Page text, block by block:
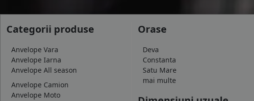
Categorii produse
Anvelope Vara
Anvelope Iarna
Anvelope All season
Anvelope Camion
Anvelope Moto
Orase
Deva
Constanta
Satu Mare
mai multe